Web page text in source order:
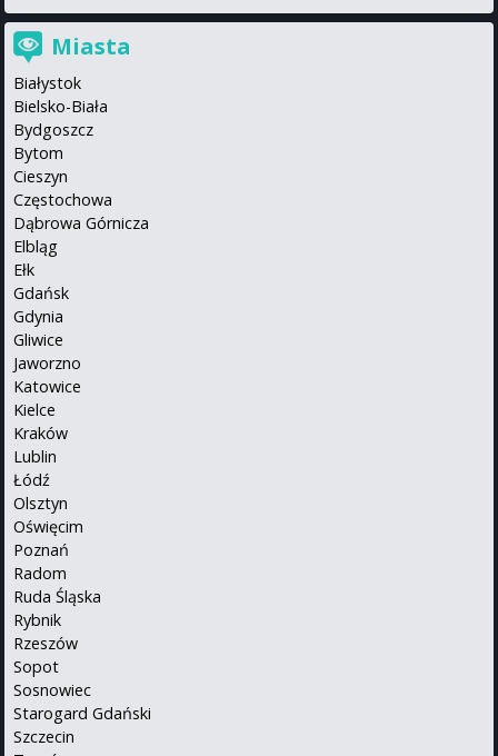
Miasta
Białystok
Bielsko-Biała
Bydgoszcz
Bytom
Cieszyn
Częstochowa
Dąbrowa Górnicza
Elbląg
Ełk
Gdańsk
Gdynia
Gliwice
Jaworzno
Katowice
Kielce
Kraków
Lublin
Łódź
Olsztyn
Oświęcim
Poznań
Radom
Ruda Śląska
Rybnik
Rzeszów
Sopot
Sosnowiec
Starogard Gdański
Szczecin